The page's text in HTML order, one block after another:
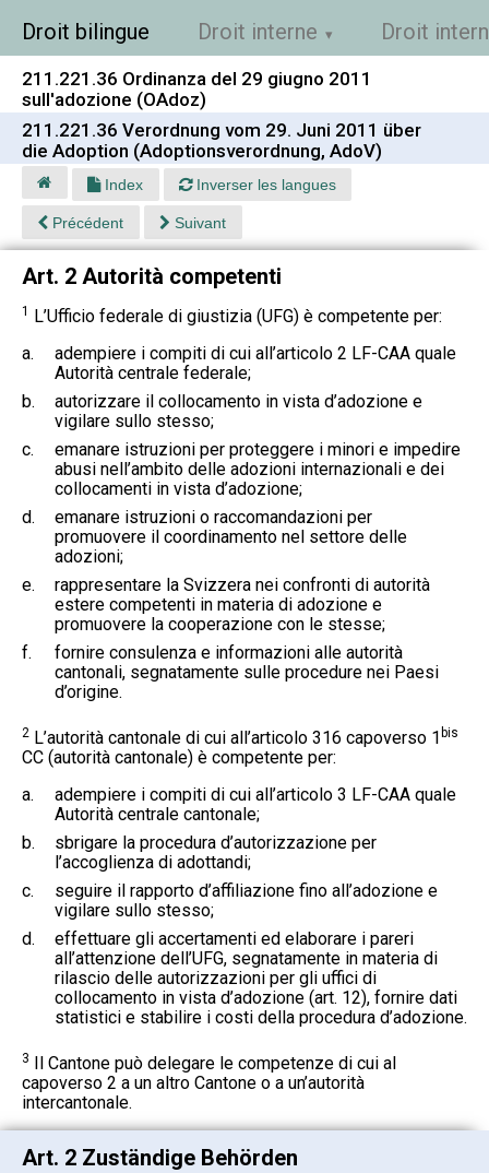
Droit bilingue Droit interne Droit
211.221.36 Ordinanza del 29 giugno 2011
sull'adozione (OAdoz)
211.221.36 Verordnung vom 29. Juni 2011 über
die Adoption (Adoptionsverordnung, AdoV)
Index Inverser les langues
Précédent Suivant
Art. 2 Autorità competenti
1 L’Ufficio federale di giustizia (UFG) è competente per:
a.
adempiere i compiti di cui all’articolo 2 LF-CAA quale
Autorità centrale federale;
b.
autorizzare il collocamento in vista d’adozione e
vigilare sullo stesso;
c.
emanare istruzioni per proteggere i minori e impedire
abusi nell’ambito delle adozioni internazionali e dei
collocamenti in vista d’adozione;
d.
emanare istruzioni o raccomandazioni per
promuovere il coordinamento nel settore delle
adozioni;
e.
rappresentare la Svizzera nei confronti di autorità
estere competenti in materia di adozione e
promuovere la cooperazione con le stesse;
f.
fornire consulenza e informazioni alle autorità
cantonali, segnatamente sulle procedure nei Paesi
d’origine.
2 L’autorità cantonale di cui all’articolo 316 capoverso 1 bis
CC (autorità cantonale) è competente per:
a.
adempiere i compiti di cui all’articolo 3 LF-CAA quale
Autorità centrale cantonale;
b.
sbrigare la procedura d’autorizzazione per
l’accoglienza di adottandi;
c.
seguire il rapporto d’affiliazione fino all’adozione e
vigilare sullo stesso;
d.
effettuare gli accertamenti ed elaborare i pareri
all’attenzione dell’UFG, segnatamente in materia di
rilascio delle autorizzazioni per gli uffici di
collocamento in vista d’adozione (art. 12), fornire dati
statistici e stabilire i costi della procedura d’adozione.
3 Il Cantone può delegare le competenze di cui al
capoverso 2 a un altro Cantone o a un’autorità
intercantonale.
Art. 2 Zuständige Behörden